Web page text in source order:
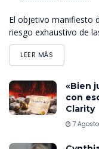
El objetivo manifiesto
riesgo exhaustivo de
LEER MÁS
«Bien
con
Clarity
7